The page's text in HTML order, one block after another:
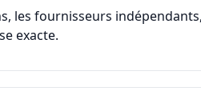
les fournisseurs
exacte.